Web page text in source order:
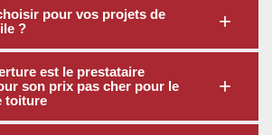
pour vos projets de
?
est le prestataire
son prix pas cher pour le
toiture